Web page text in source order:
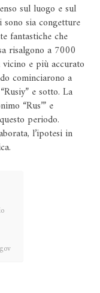
sul luogo e sul
sia congetture
fantastiche che
risalgono a 7000
e più accurato
cominciarono a
e sotto. La
“Rus’” e
periodo.
l’ipotesi in